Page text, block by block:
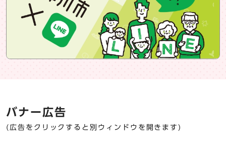
バナー広告
(広告をクリックすると別ウィンドウを開きます)